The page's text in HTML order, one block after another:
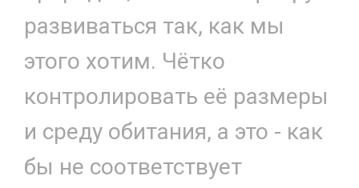
развиваться так, как мы
этого хотим. Чётко
контролировать её размеры
и среду обитания, а это - как
бы не соответствует